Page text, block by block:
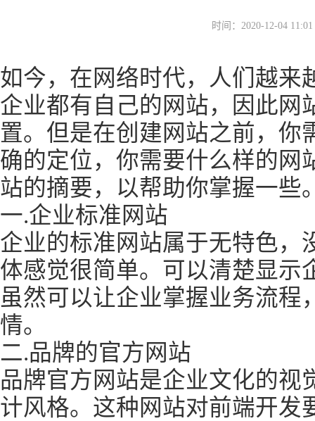
时间：2020-12-04
如今，在网络时代，人们越来
企业都有自己的网站，因此网
置。但是在创建网站之前，你
确的定位，你需要什么样的网
站的摘要，以帮助你掌握一些
一.企业标准网站
企业的标准网站属于无特色，
体感觉很简单。可以清楚显示
虽然可以让企业掌握业务流程
情。
二.品牌的官方网站
品牌官方网站是企业文化的视
计风格。这种网站对前端开发